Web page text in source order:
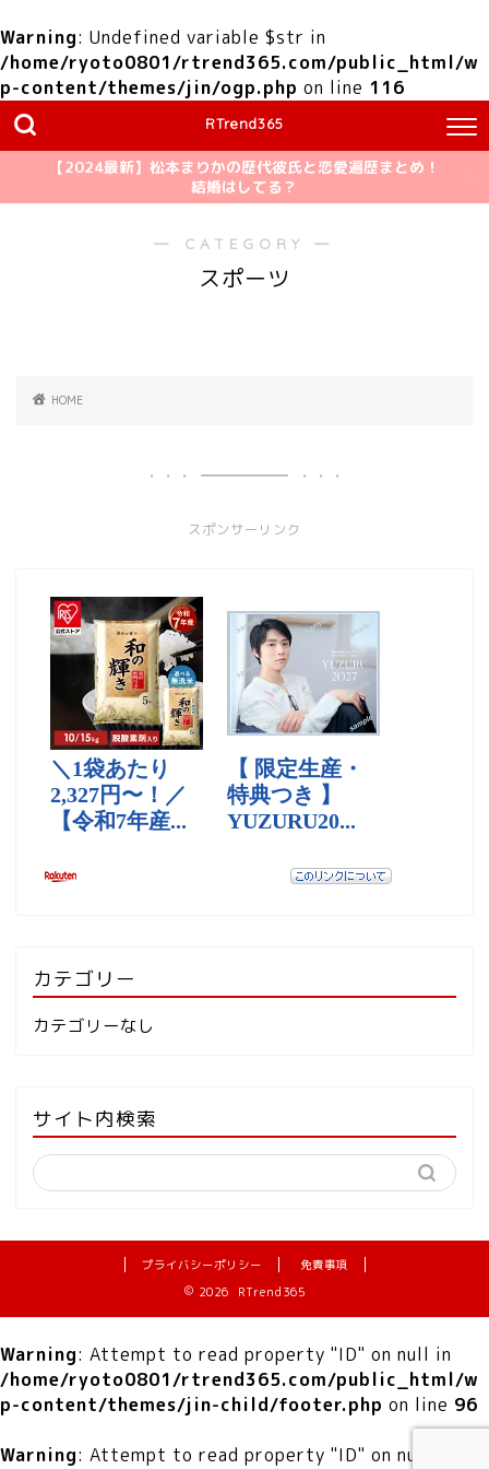
Warning: Undefined variable $str in
/home/ryoto0801/rtrend365.com/public_html/w
p-content/themes/jin/ogp.php on line 116
RTrend365
【2024最新】松本まりかの歴代彼氏と恋愛遍歴まとめ！
結婚はしてる？
― CATEGORY ―
スポーツ
HOME
スポンサーリンク
カテゴリー
カテゴリーなし
サイト内検索
プライバシーポリシー
免責事項
2026 RTrend365
Warning: Attempt to read property "ID" on null in
/home/ryoto0801/rtrend365.com/public_html/w
p-content/themes/jin-child/footer.php on line 96
Warning: Attempt to read property "ID" on null in